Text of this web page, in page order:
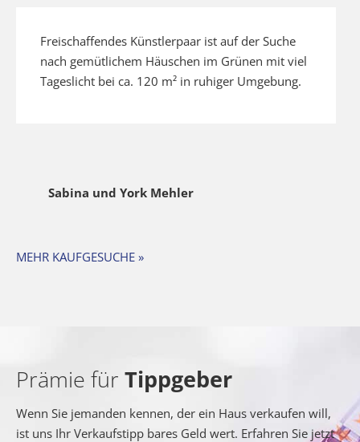
Freischaffendes Künstlerpaar ist auf der Suche
nach gemütlichem Häuschen im Grünen mit viel
Tageslicht bei ca. 120 m² in ruhiger Umgebung.
Sabina und York Mehler
MEHR KAUFGESUCHE »
Prämie für Tippgeber
Wenn Sie jemanden kennen, der ein Haus verkaufen will,
ist uns Ihr Verkaufstipp bares Geld wert. Erfahren Sie jetzt